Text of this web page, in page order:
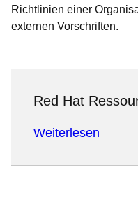
Richtlinien einer
externen Vorschriften.
Red Hat
Weiterlesen